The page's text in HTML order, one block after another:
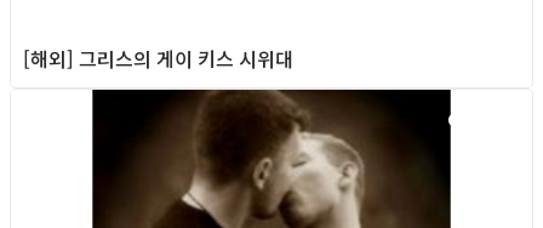
[해외] 그리스의 게이 키스 시위대
Column